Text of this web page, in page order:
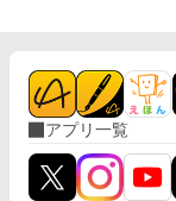
アプリ一覧